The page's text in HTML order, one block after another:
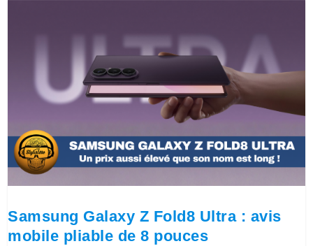
Samsung Galaxy Z Fold8 Ultra : avis
mobile pliable de 8 pouces